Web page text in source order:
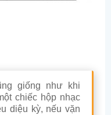
giống như khi
chiếc hộp nhạc
diệu kỳ, nếu vặn